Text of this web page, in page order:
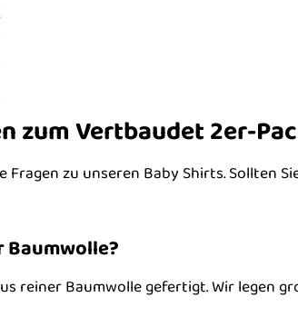
zum Vertbaudet 2er-
zu unseren Baby Shirts. Sollten
Baumwolle?
reiner Baumwolle gefertigt. Wir legen